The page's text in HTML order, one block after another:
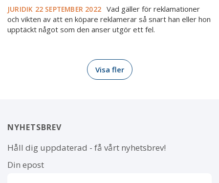
JURIDIK 22 SEPTEMBER 2022 Vad gäller för reklamationer
och vikten av att en köpare reklamerar så snart han eller hon
upptäckt något som den anser utgör ett fel.
Visa fler
NYHETSBREV
Håll dig uppdaterad - få vårt nyhetsbrev!
Din epost